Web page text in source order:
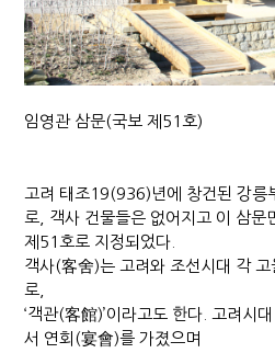
임영관 삼문(국보 제51호)
고려 태조19(936)년에 창건된 강릉
로, 객사 건물들은 없어지고 이 삼
제51호로 지정되었다.
객사(客舍)는 고려와 조선시대 각
로,
‘객관(客館)’이라고도 한다. 고려시
서 연회(宴會)를 가졌으며